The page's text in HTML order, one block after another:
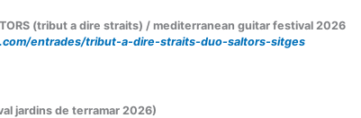
(tribut a dire straits) / mediterranean guitar festival 2026
entrades/tribut-a-dire-straits-duo-saltors-sitges
jardins de terramar 2026)